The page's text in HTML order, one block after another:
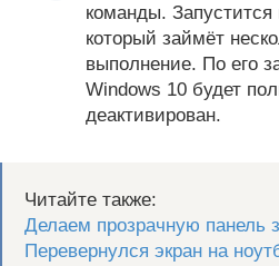
команды.
который займёт
выполнение. По его
Windows 10 будет
деактивирован.
Читайте также:
Делаем прозрачную панель
Перевернулся экран на